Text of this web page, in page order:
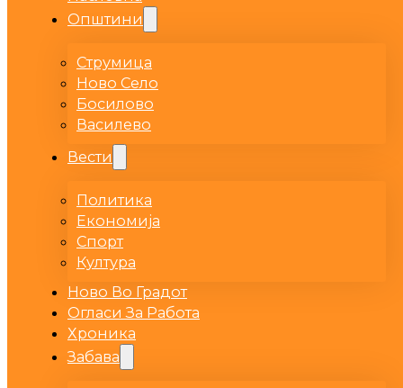
Општини
Струмица
Ново Село
Босилово
Василево
Вести
Политика
Економија
Спорт
Култура
Ново Во Градот
Огласи За Работа
Хроника
Забава